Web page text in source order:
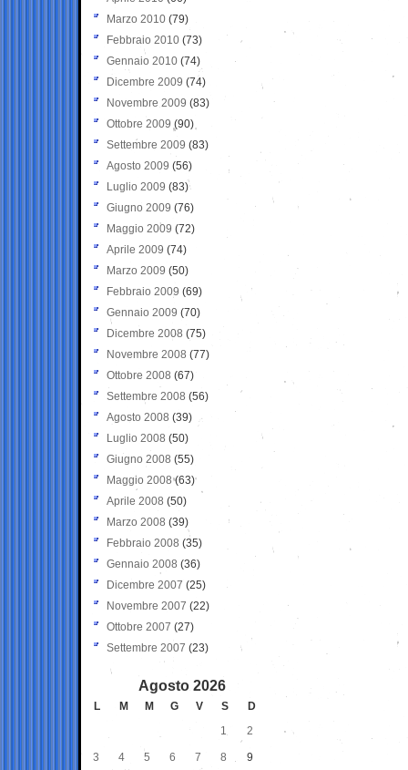
Marzo 2010 (79)
Febbraio 2010 (73)
Gennaio 2010 (74)
Dicembre 2009 (74)
Novembre 2009 (83)
Ottobre 2009 (90)
Settembre 2009 (83)
Agosto 2009 (56)
Luglio 2009 (83)
Giugno 2009 (76)
Maggio 2009 (72)
Aprile 2009 (74)
Marzo 2009 (50)
Febbraio 2009 (69)
Gennaio 2009 (70)
Dicembre 2008 (75)
Novembre 2008 (77)
Ottobre 2008 (67)
Settembre 2008 (56)
Agosto 2008 (39)
Luglio 2008 (50)
Giugno 2008 (55)
Maggio 2008(63)
Aprile 2008 (50)
Marzo 2008 (39)
Febbraio 2008 (35)
Gennaio 2008 (36)
Dicembre 2007 (25)
Novembre 2007 (22)
Ottobre 2007 (27)
Settembre 2007 (23)
Agosto 2026
L M M G V S
D
1
2
3 4 5 6 7 8 9